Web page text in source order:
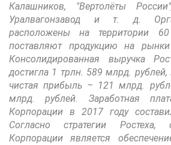
Калашников, "Вертолёты
Уралвагонзавод и т. д.
расположены на территории
поставляют продукцию на
Консолидированная выручка
достигла 1 трлн. 589 млрд.
чистая прибыль – 121 млрд.
млрд. рублей. Заработная
Корпорации в 2017 году
Согласно стратегии Ростеха,
Корпорации является